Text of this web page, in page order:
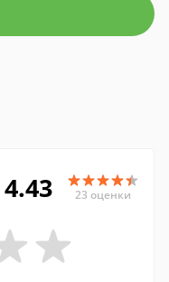
4.43 23 оценки